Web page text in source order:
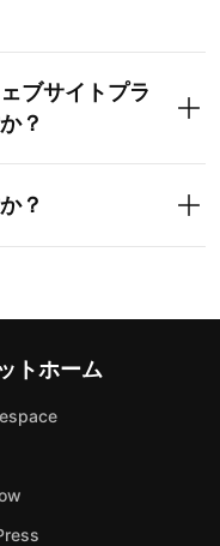
ブサイトプラ
？
？
トホーム